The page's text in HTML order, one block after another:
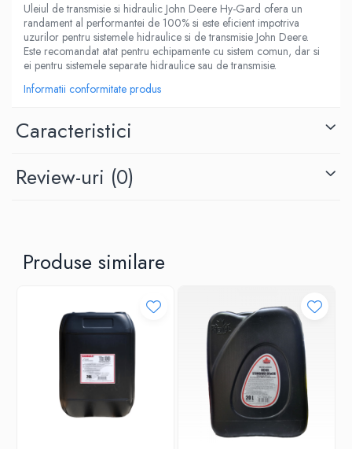
Uleiul de transmisie si hidraulic John Deere Hy-Gard ofera un
randament al performantei de 100% si este eficient impotriva
uzurilor pentru sistemele hidraulice si de transmisie John Deere.
Este recomandat atat pentru echipamente cu sistem comun, dar si
ei pentru sistemele separate hidraulice sau de transmisie.
Informatii conformitate produs
Caracteristici
Review-uri (0)
Produse similare